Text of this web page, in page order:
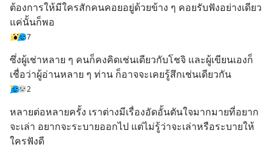
ต้องการให้มีใครสักคนคอยอยู่ด้วยข้าง ๆ คอยรับฟังอย่างเดียว
แค่นั้นก็พอ
7
ซึ่งผู้เช่าหลาย ๆ คนก็คงคิดเช่นเดียวกับโชจิ และผู้เขียนเองก็
เชื่อว่าผู้อ่านหลาย ๆ ท่าน ก็อาจจะเคยรู้สึกเช่นเดียวกัน
2
หลายต่อหลายครั้ง เราต่างมีเรื่องอัดอั้นตันใจมากมายที่อยาก
จะเล่า อยากจะระบายออกไป แต่ไม่รู้ว่าจะเล่าหรือระบายให้
ใครฟังดี